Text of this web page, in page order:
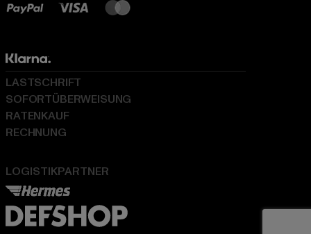
LOGISTIKPARTNER
LASTSCHRIFT
SOFORTÜBERWEISUNG
RATENKAUF
RECHNUNG